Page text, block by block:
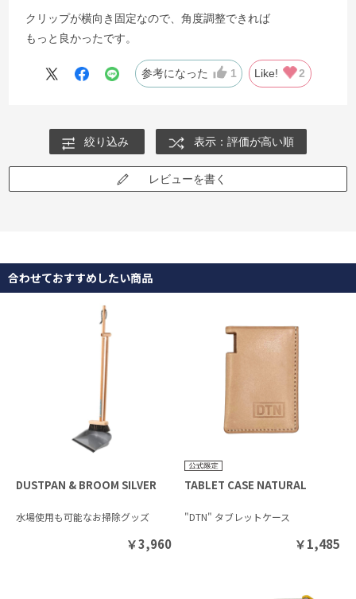
クリップが横向き固定なので、角度調整できれば
もっと良かったです。
参考になった 1 Like! 2
絞り込み 表示：評価が高い順
レビューを書く
合わせておすすめしたい商品
DUSTPAN & BROOM SILVER
水場使用も可能なお掃除グッズ
￥3,960
TABLET CASE NATURAL
"DTN" タブレットケース
￥1,485